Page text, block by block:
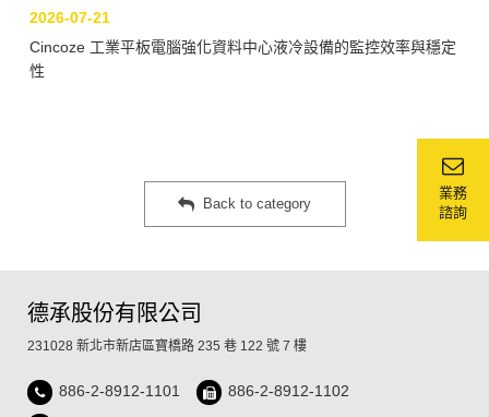
業務
諮詢
2026-07-21
Cincoze 工業平板電腦強化資料中心液冷設備的監控效率與穩定
性
Back to category
德承股份有限公司
231028 新北市新店區寶橋路 235 巷 122 號 7 樓
886-2-8912-1101
886-2-8912-1102